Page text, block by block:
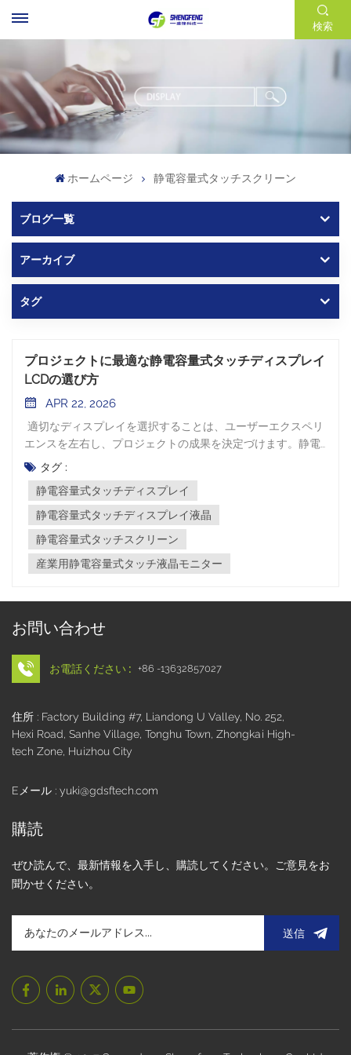
検索
ホームページ 静電容量式タッチスクリーン
ブログ一覧
アーカイブ
タグ
プロジェクトに最適な静電容量式タッチディスプレイ
LCDの選び方
APR 22, 2026
適切なディスプレイを選択することは、ユーザーエクスペリ
エンスを左右し、プロジェクトの成果を決定づけます。静電
容量式タッチ技術は、高い感度、マルチタッチ対応、そして
優れた鮮明度を実現します。デザイナーは、業界を問わず、
直感的な操作性と耐久性を兼ね備えたこのソリューションを
信頼しています。現代のアプリケーションは、応答性と堅牢
なパフォーマンスを両立させた高度なディスプレイを必要と
しています。 主なポイント 静電容量式タッチディスプレイ
優れた感度とマルチタッチ対応を備えているため、インタラ
ーザーとのインタラクションといった要素を考慮し、プロジ
してください。プロジェクトの成功には、長期的なサポート
プライヤーを選ぶことが不可欠です。 静電容量式タッチディ
スプレイの基礎知識 静電容量式タッチとは 静電容量式タッ
このシステムは人間の導電性を利用しており、圧力をかけず
にタッチを検出できます。この原理により、ピンチズームや
回転などのマルチタッチジェスチャーが可能になり、デバイ
容量式タッチ液晶モニター静電容量式タッチスクリーンは、
します。自己静電容量方式は個々の電極における変化を測定
するのに対し、相互静電容量方式は交差する導電線間の変化
を検出します。これらの方式は複雑なジェスチャー認識をサ
ポートし、高い応答性を実現します。高輝度静電容量式タッ
チスクリーンモジュールを含む最新のディスプレイは、静電
せることで、鮮明な映像と効率的なナビゲーションを実現し
必要とするアプリケーションに最適です。 静電容量式タッチ
と抵抗膜式タッチ 特徴静電容量式タッチスクリーン抵抗膜式
能光透過率90%以上、明るくクリア光透過率75～85％、やや
タグ :
静電容量式タッチディスプレイ
静電容量式タッチディスプレイ液晶
静電容量式タッチスクリーン
産業用静電容量式タッチ液晶モニター
お問い合わせ
お電話ください : +86 -13632857027
住所 : Factory Building #7, Liandong U Valley, No. 252,
Hexi Road, Sanhe Village, Tonghu Town, Zhongkai High-
tech Zone, Huizhou City
Eメール : yuki@gdsftech.com
購読
ぜひ読んで、最新情報を入手し、購読してください。ご意見をお
聞かせください。
送信